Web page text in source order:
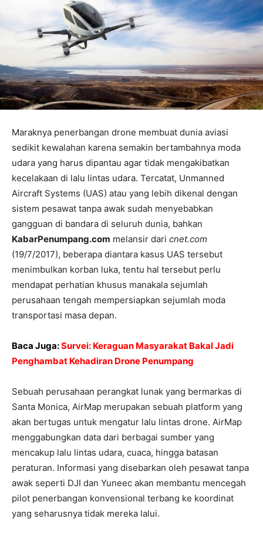
Maraknya penerbangan drone membuat dunia aviasi
sedikit kewalahan karena semakin bertambahnya moda
udara yang harus dipantau agar tidak mengakibatkan
kecelakaan di lalu lintas udara. Tercatat, Unmanned
Aircraft Systems (UAS) atau yang lebih dikenal dengan
sistem pesawat tanpa awak sudah menyebabkan
gangguan di bandara di seluruh dunia, bahkan
KabarPenumpang.com melansir dari cnet.com
(19/7/2017), beberapa diantara kasus UAS tersebut
menimbulkan korban luka, tentu hal tersebut perlu
mendapat perhatian khusus manakala sejumlah
perusahaan tengah mempersiapkan sejumlah moda
transportasi masa depan.
Baca Juga:Survei: Keraguan Masyarakat Bakal Jadi
Penghambat Kehadiran Drone Penumpang
Sebuah perusahaan perangkat lunak yang bermarkas di
Santa Monica, AirMap merupakan sebuah platform yang
akan bertugas untuk mengatur lalu lintas drone. AirMap
menggabungkan data dari berbagai sumber yang
mencakup lalu lintas udara, cuaca, hingga batasan
peraturan. Informasi yang disebarkan oleh pesawat tanpa
awak seperti DJI dan Yuneec akan membantu mencegah
pilot penerbangan konvensional terbang ke koordinat
yang seharusnya tidak mereka lalui.